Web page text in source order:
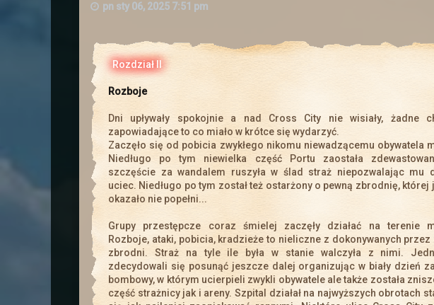
14 lutego odbędzie się bal walentynkowy.
Kolejna szansa na zdobycie losu na loterię. Tkacz
Czwartek. Więcej
DoRegulaminu Grydodany
→ A może hasło na
→Cross Cityodbudowuje się po
pn sty 06, 2025 7:51 pm
Rozdział II
Rozboje
Dni upływały spokojnie a nad Cross City nie wisiały, żadne
zapowiadające to co miało w krótce się wydarzyć.
Zaczęło się od pobicia zwykłego nikomu niewadzącemu obywatela
Niedługo po tym niewielka część Portu zaostała
szczęście za wandalem ruszyła w ślad straż niepozwalając mu
uciec. Niedługo po tym został też ostarżony o pewną zbrodnię, której
okazało nie popełni...
Grupy przestępcze coraz śmielej zaczęły działać na terenie
Rozboje, ataki, pobicia, kradzieże to nieliczne z dokonywanych przez
zbrodni. Straż na tyle ile była w stanie walczyła z nimi.
zdecydowali się posunąć jeszcze dalej organizując w biały dzień
bombowy, w którym ucierpieli zwykli obywatele ale także została
część strażnicy jak i areny. Szpital działał na najwyższych obrotach